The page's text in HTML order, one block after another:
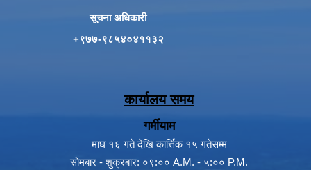
सूचना अधिकारी
+९७७-९८५४०४११३२
कार्यालय समय
गर्मीयाम
माघ १६ गते देखि कार्त्तिक १५ गतेसम्म
सोमबार - शुक्रबार: ०९:०० A.M. - ५:०० P.M.